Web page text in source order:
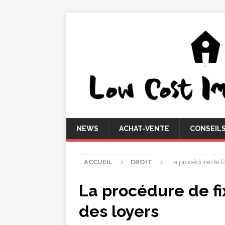
NEWS ACHAT-VENTE
ACCUEIL DROIT La procédure de
La procédure de
des loyers